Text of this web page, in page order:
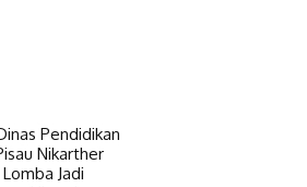
Pendidikan
Nikarther
Jadi